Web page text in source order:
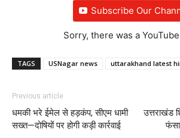
Subscribe Our
Sorry, there was a
TAGS USNagar news uttarakhand latest
Previous article
धमकी भरे ईमेल से हड़कंप, सीएम धामी
सख्त—दोषियों पर होगी कड़ी कार्रवाई
उत्तराखंड